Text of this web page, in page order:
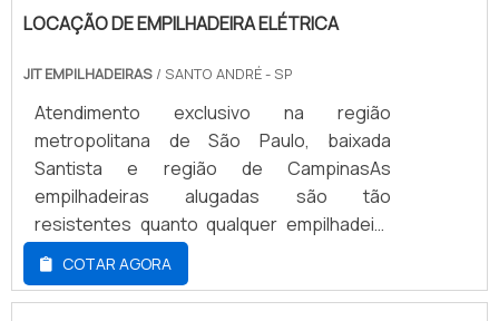
LOCAÇÃO DE EMPILHADEIRA ELÉTRICA
JIT EMPILHADEIRAS / SANTO ANDRÉ - SP
Atendimento exclusivo na região
metropolitana de São Paulo, baixada
Santista e região de CampinasAs
empilhadeiras alugadas são tão
resistentes quanto qualquer empilhadeira
nova, isso porque uma boa empresa
responsável pela locação deve estar
sempre atenta a manutenção preventiva
COTAR AGORA